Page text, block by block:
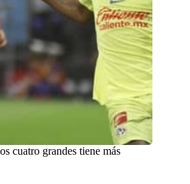
cuatro grandes tiene más